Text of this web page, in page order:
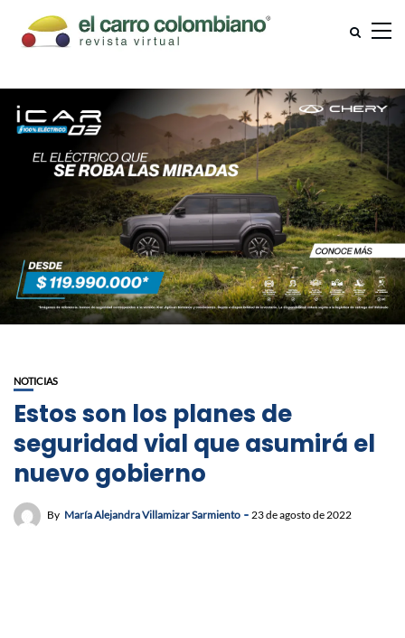
NOTICIAS
Estos son los planes de
seguridad vial que asumirá el
nuevo gobierno
By María Alejandra Villamizar Sarmiento 23 de agosto de 2022